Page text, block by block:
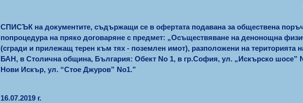
СПИСЪК на документите, съдържащи се в офертата подавана за обществена
попроцедура на пряко договаряне с предмет: „Осъществяване на денонощна
(сгради и прилежащ терен към тях - поземлен имот), разположени на
БАН, в Столична община, България: Обект No 1, в гр.София, ул. „Искърско шосе”
Нови Искър, ул. “Стое Джуров” No1.”
16.07.2019 г.